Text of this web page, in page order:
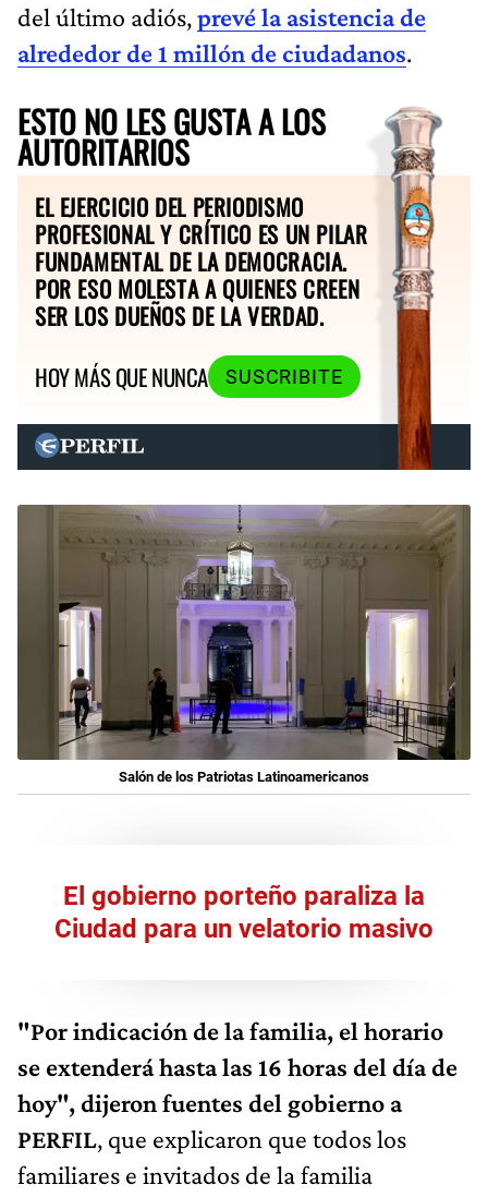
del último adiós,prevé la asistencia de
alrededor de 1 millón de ciudadanos.
ESTO NO LES GUSTA A LOS
AUTORITARIOS
EL EJERCICIO DEL PERIODISMO
PROFESIONAL Y CRÍTICO ES UN PILAR
FUNDAMENTAL DE LA DEMOCRACIA.
POR ESO MOLESTA A QUIENES CREEN
SER LOS DUEÑOS DE LA VERDAD.
HOY MÁS QUE NUNCA
SUSCRIBITE
Salón de los Patriotas Latinoamericanos
El gobierno porteño paraliza la
Ciudad para un velatorio masivo
"Por indicación de la familia, el horario
se extenderá hasta las 16 horas del día de
hoy", dijeron fuentes del gobierno a
PERFIL, que explicaron que todos los
familiares e invitados de la familia